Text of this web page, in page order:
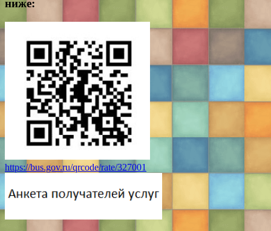
ниже:
https://bus.gov.ru/qrcode/rate/327001